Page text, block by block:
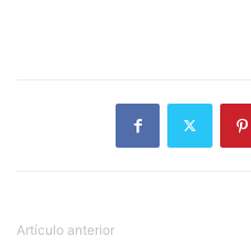
Artículo anterior